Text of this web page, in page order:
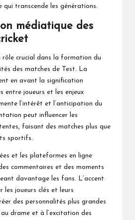
qui transcende les générations.
médiatique des
rôle crucial dans la formation du
des matches de Test. La
en avant la signification
entre joueurs et les enjeux
l’intérêt et l’anticipation du
peut influencer les
faisant des matches plus que
sportifs.
et les plateformes en ligne
commentaires et des moments
davantage les fans. L’accent
les joueurs clés et leurs
des personnalités plus grandes
drame et à l’excitation des